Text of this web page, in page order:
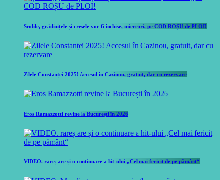
Școlile, grădinițele și creșele vor fi închise, miercuri, pe COD ROȘU de PLOI!
Zilele Constanței 2025! Accesul în Cazinou, gratuit, dar cu rezervare
Eros Ramazzotti revine la București în 2026
VIDEO. rareș are și o continuare a hit-ului „Cel mai fericit de pe pământ“